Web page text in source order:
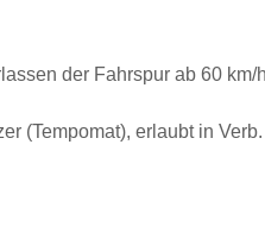
der Fahrspur ab 60
(Tempomat), erlaubt in